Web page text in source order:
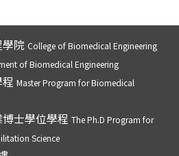
院 College of Biomedical Engineering
of Biomedical Engineering
Master Program for Biomedical
士學位學程 The Ph.D Program for
Science